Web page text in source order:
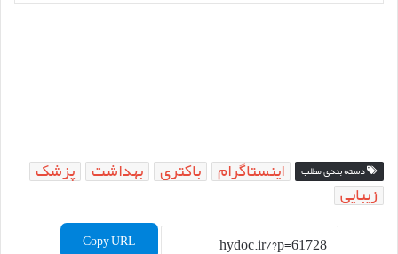
دسته بندی مطلب اینستاگرام باکتری بهداشت پزشک
زیبایی
Copy URL